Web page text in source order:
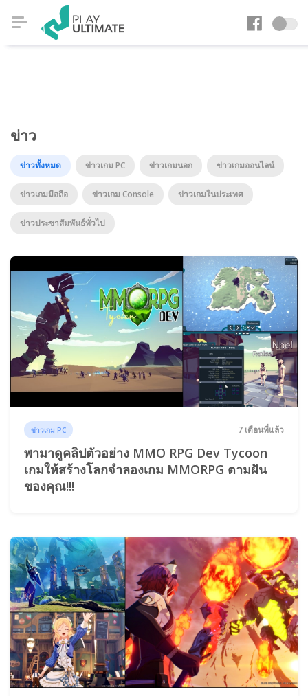
ข่าว
ข่าวทั้งหมด ข่าวเกม PC ข่าวเกมนอก ข่าวเกมออนไลน์
ข่าวเกมมือถือ ข่าวเกม Console ข่าวเกมในประเทศ
ข่าวประชาสัมพันธ์ทั่วไป
ข่าวเกม PC 7 เดือนที่แล้ว
พามาดูคลิปตัวอย่าง MMO RPG Dev Tycoon
เกมให้สร้างโลกจำลองเกม MMORPG ตามฝัน
ของคุณ!!!